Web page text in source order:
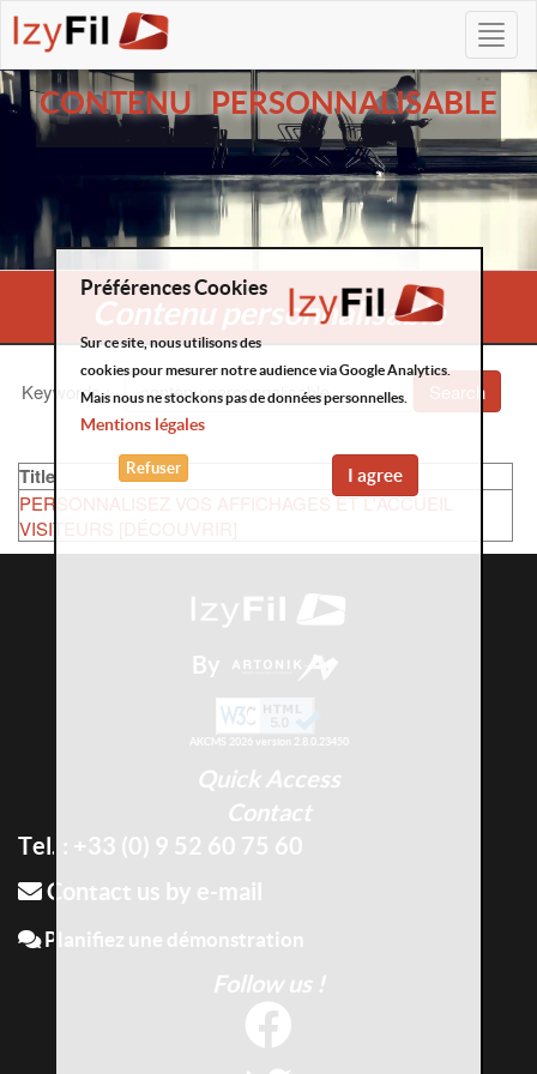
CONTENU PERSONNALISABLE
Contenu personnalisable
Keywords: Search
Title
PERSONNALISEZ VOS AFFICHAGES ET L'ACCUEIL
VISITEURS [DÉCOUVRIR]
By
AKCMS 2026 version 2.8.0.23450
Quick Access
Contact
Tel. : +33 (0) 9 52 60 75 60
Contact us by e-mail
Planifiez une démonstration
Follow us !
Préférences Cookies
Sur ce site, nous utilisons des
cookies pour mesurer notre audience via Google Analytics.
Mais nous ne stockons pas de données personnelles.
Mentions légales
I agree
Refuser